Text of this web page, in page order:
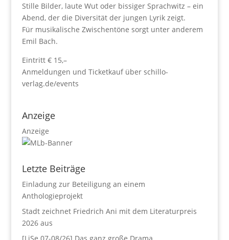
Stille Bilder, laute Wut oder bissiger Sprachwitz – ein
Abend, der die Diversität der jungen Lyrik zeigt.
Für musikalische Zwischentöne sorgt unter anderem
Emil Bach.
Eintritt € 15,–
Anmeldungen und Ticketkauf über schillo-
verlag.de/events
Anzeige
Anzeige
Letzte Beiträge
Einladung zur Beteiligung an einem
Anthologieprojekt
Stadt zeichnet Friedrich Ani mit dem Literaturpreis
2026 aus